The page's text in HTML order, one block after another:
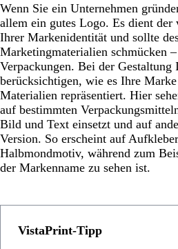
Wenn Sie ein Unternehmen
allem ein gutes Logo. Es dient der
Ihrer Markenidentität und sollte
Marketingmaterialien schmücken
Verpackungen. Bei der Gestaltung
berücksichtigen, wie es Ihre
Materialien repräsentiert. Hier
auf bestimmten
Bild und Text einsetzt und auf
Version. So erscheint auf
Halbmondmotiv, während zum
der Markenname zu sehen ist.
VistaPrint-Tipp